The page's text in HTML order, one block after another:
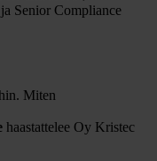
ja Senior Compliance
Miten
haastattelee Oy Kristec